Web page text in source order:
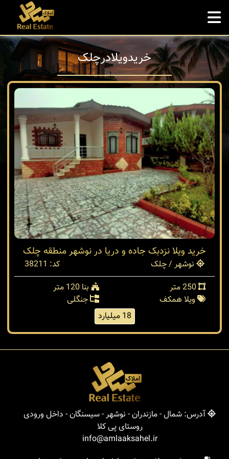
خریدویلادرچلک
خرید ویلا نزدبک جاده و دریا در نوشهر منطقه چلک
نوشهر / چلک
کد: 38211
بنا 120 متر
ویلا همکف
جنگلی
18 میلیارد
آدرس: شمال - مازندران - نوشهر - سیسنگان - داخل ورودی
روستای پی کلا
info@amlaaksahel.ir